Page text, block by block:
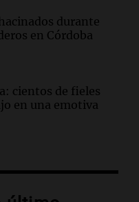
durante
en Córdoba
cientos de fieles
en una emotiva
une a Deportivo